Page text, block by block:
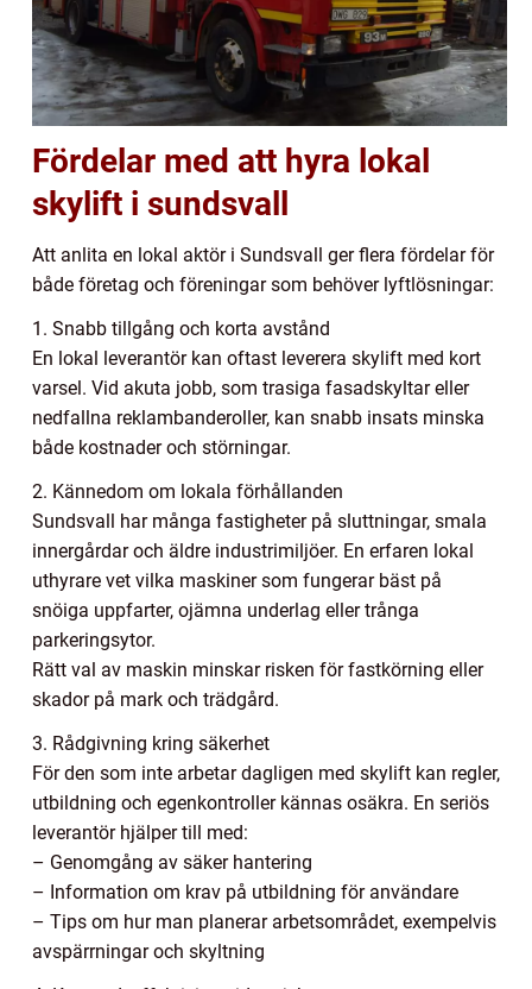
Fördelar med att hyra lokal
skylift i sundsvall
Att anlita en lokal aktör i Sundsvall ger flera fördelar för
både företag och föreningar som behöver lyftlösningar:
1. Snabb tillgång och korta avstånd
En lokal leverantör kan oftast leverera skylift med kort
varsel. Vid akuta jobb, som trasiga fasadskyltar eller
nedfallna reklambanderoller, kan snabb insats minska
både kostnader och störningar.
2. Kännedom om lokala förhållanden
Sundsvall har många fastigheter på sluttningar, smala
innergårdar och äldre industrimiljöer. En erfaren lokal
uthyrare vet vilka maskiner som fungerar bäst på
snöiga uppfarter, ojämna underlag eller trånga
parkeringsytor.
Rätt val av maskin minskar risken för fastkörning eller
skador på mark och trädgård.
3. Rådgivning kring säkerhet
För den som inte arbetar dagligen med skylift kan regler,
utbildning och egenkontroller kännas osäkra. En seriös
leverantör hjälper till med:
– Genomgång av säker hantering
– Information om krav på utbildning för användare
– Tips om hur man planerar arbetsområdet, exempelvis
avspärrningar och skyltning